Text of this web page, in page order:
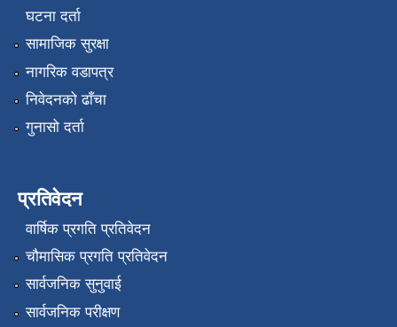
घटना दर्ता
सामाजिक सुरक्षा
नागरिक वडापत्र
निवेदनको ढाँचा
गुनासो दर्ता
प्रतिवेदन
वार्षिक प्रगति प्रतिवेदन
चौमासिक प्रगति प्रतिवेदन
सार्वजनिक सुनुवाई
सार्वजनिक परीक्षण